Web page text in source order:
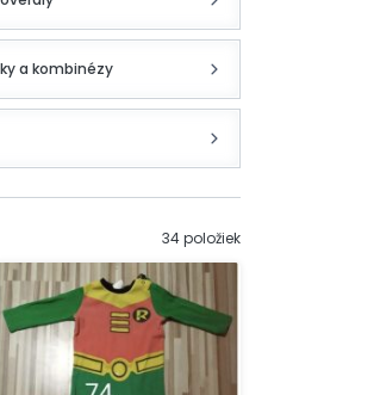
a kombinézy
34 položiek